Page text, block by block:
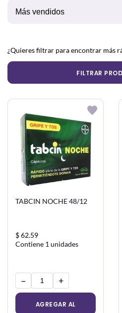
¿Quieres filtrar para encontrar más
FILTRAR
TABCIN NOCHE 48/12
$ 62.59
Contiene 1 unidades
− +
AGREGAR AL